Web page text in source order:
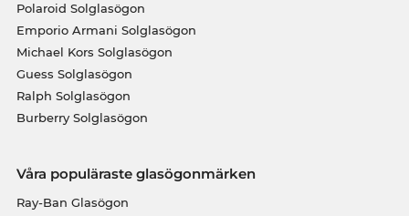
Polaroid Solglasögon
Emporio Armani Solglasögon
Michael Kors Solglasögon
Guess Solglasögon
Ralph Solglasögon
Burberry Solglasögon
Våra populäraste glasögonmärken
Ray-Ban Glasögon